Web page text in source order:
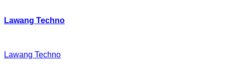
Lawang Techno
Lawang Techno